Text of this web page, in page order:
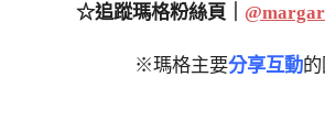
☆追蹤瑪格粉絲頁｜
※瑪格主要分享互動